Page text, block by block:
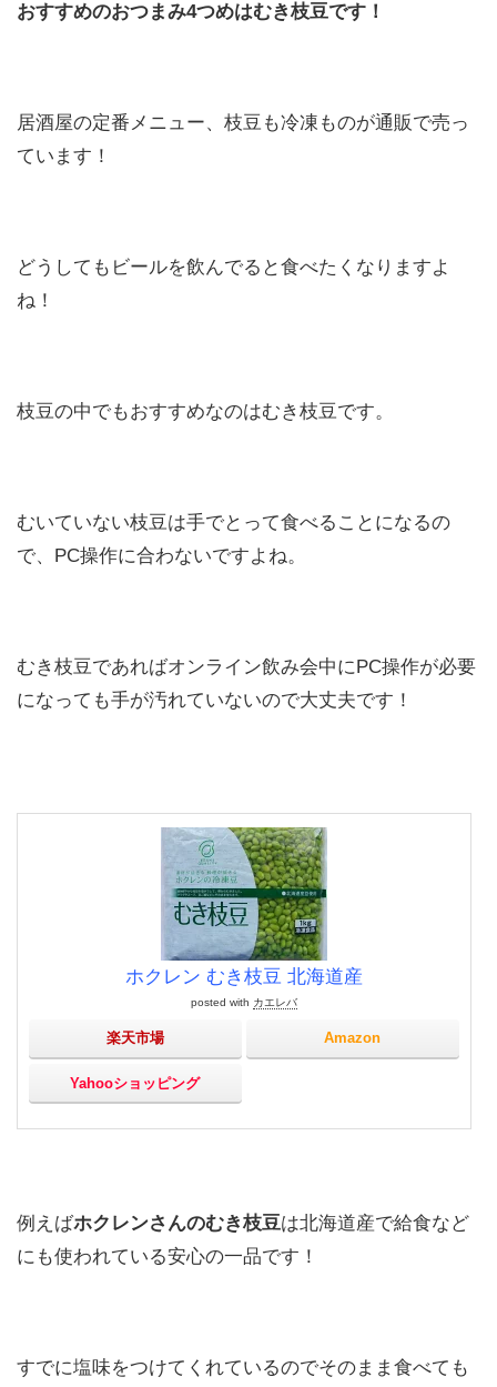
おすすめのおつまみ4つめはむき枝豆です！
居酒屋の定番メニュー、枝豆も冷凍ものが通販で売っ
ています！
どうしてもビールを飲んでると食べたくなりますよ
ね！
枝豆の中でもおすすめなのはむき枝豆です。
むいていない枝豆は手でとって食べることになるの
で、PC操作に合わないですよね。
むき枝豆であればオンライン飲み会中にPC操作が必要
になっても手が汚れていないので大丈夫です！
ホクレン むき枝豆 北海道産
posted with カエレバ
楽天市場 Amazon
Yahooショッピング
例えばホクレンさんのむき枝豆は北海道産で給食など
にも使われている安心の一品です！
すでに塩味をつけてくれているのでそのまま食べても